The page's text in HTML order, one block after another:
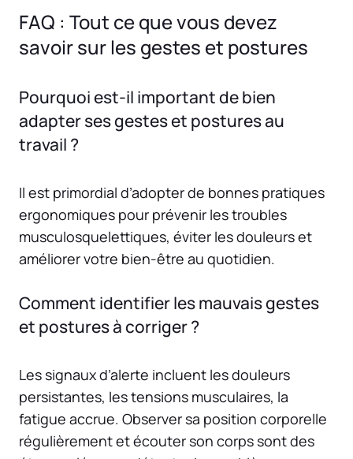
FAQ : Tout ce que vous devez
savoir sur les gestes et postures
Pourquoi est-il important de bien
adapter ses gestes et postures au
travail ?
Il est primordial d’adopter de bonnes pratiques
ergonomiques pour prévenir les troubles
musculosquelettiques, éviter les douleurs et
améliorer votre bien-être au quotidien.
Comment identifier les mauvais gestes
et postures à corriger ?
Les signaux d’alerte incluent les douleurs
persistantes, les tensions musculaires, la
fatigue accrue. Observer sa position corporelle
régulièrement et écouter son corps sont des